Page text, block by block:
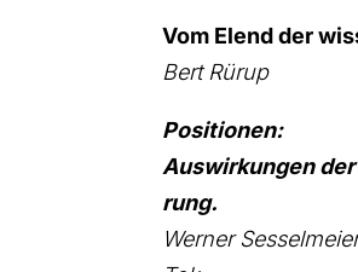
Vom Elend der
Bert Rürup
Posi­tio­nen:
Aus­wir­kun­gen
rung.
Wer­ner